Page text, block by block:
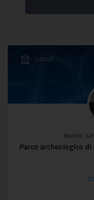
LUOGO
MUSEO,
Parco archeologico